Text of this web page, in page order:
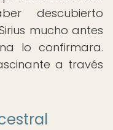
descubierto
mucho antes
lo confirmara.
a través